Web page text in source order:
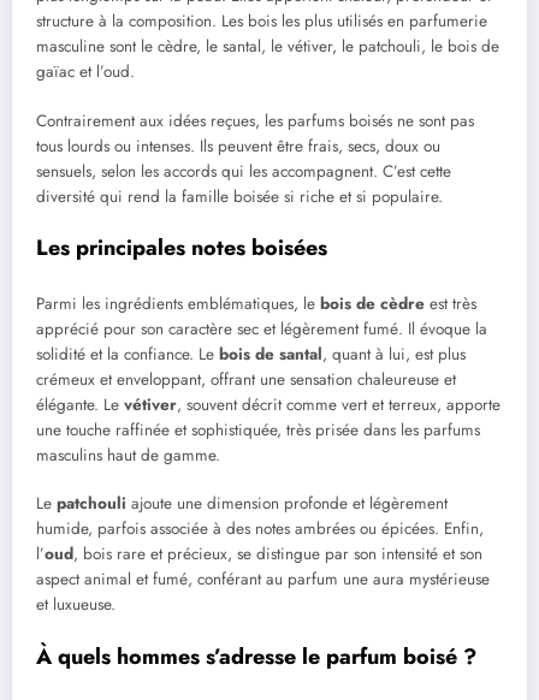
structure à la composition. Les bois les plus utilisés en parfumerie
masculine sont le cèdre, le santal, le vétiver, le patchouli, le bois de
gaïac et l’oud.
Contrairement aux idées reçues, les parfums boisés ne sont pas
tous lourds ou intenses. Ils peuvent être frais, secs, doux ou
sensuels, selon les accords qui les accompagnent. C’est cette
diversité qui rend la famille boisée si riche et si populaire.
Les principales notes boisées
Parmi les ingrédients emblématiques, le bois de cèdre est très
apprécié pour son caractère sec et légèrement fumé. Il évoque la
solidité et la confiance. Le bois de santal, quant à lui, est plus
crémeux et enveloppant, offrant une sensation chaleureuse et
élégante. Le vétiver, souvent décrit comme vert et terreux, apporte
une touche raffinée et sophistiquée, très prisée dans les parfums
masculins haut de gamme.
Le patchouli ajoute une dimension profonde et légèrement
humide, parfois associée à des notes ambrées ou épicées. Enfin,
l’oud, bois rare et précieux, se distingue par son intensité et son
aspect animal et fumé, conférant au parfum une aura mystérieuse
et luxueuse.
À quels hommes s’adresse le parfum boisé ?